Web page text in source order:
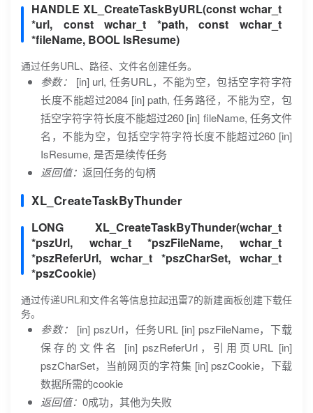
HANDLE XL_CreateTaskByURL(const wchar_t
*url, const wchar_t *path, const wchar_t
*fileName, BOOL IsResume)
通过任务URL、路径、文件名创建任务。
参数：
[in] url, 任务URL，不能为空，包括空字符字符
长度不能超过2084 [in] path, 任务路径，不能为空，包
括空字符字符长度不能超过260 [in] fileName, 任务文件
名，不能为空，包括空字符字符长度不能超过260 [in]
IsResume, 是否是续传任务
返回值： 返回任务的句柄
XL_CreateTaskByThunder
LONG XL_CreateTaskByThunder(wchar_t
*pszUrl, wchar_t *pszFileName, wchar_t
*pszReferUrl, wchar_t *pszCharSet, wchar_t
*pszCookie)
通过传递URL和文件名等信息拉起迅雷7的新建面板创建下载任
务。
参数：
[in] pszUrl，任务URL [in] pszFileName，下载
保存的文件名 [in] pszReferUrl，引用页URL [in]
pszCharSet，当前网页的字符集 [in] pszCookie，下载
数据所需的cookie
返回值： 0成功，其他为失败